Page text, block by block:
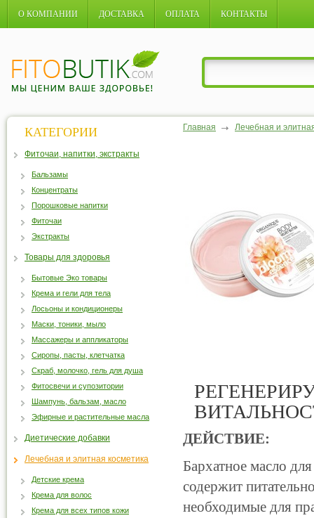
О КОМПАНИИ ДОСТАВКА ОПЛАТА КОНТАКТЫ
Главная Лечебная и
ДЕЙСТВИЕ:
Бархатное масло
содержит
необходимые для
КАТЕГОРИИ
Фиточаи, напитки, экстракты
Бальзамы
Концентраты
Порошковые напитки
Фиточаи
Экстракты
Товары для здоровья
Бытовые Эко товары
Крема и гели для тела
Лосьоны и кондиционеры
Маски, тоники, мыло
Массажеры и аппликаторы
Сиропы, пасты, клетчатка
Скраб, молочко, гель для душа
Фитосвечи и супозитории
Шампунь, бальзам, масло
Эфирные и растительные масла
Диетические добавки
Лечебная и элитная косметика
Детские крема
Крема для волос
Крема для всех типов кожи